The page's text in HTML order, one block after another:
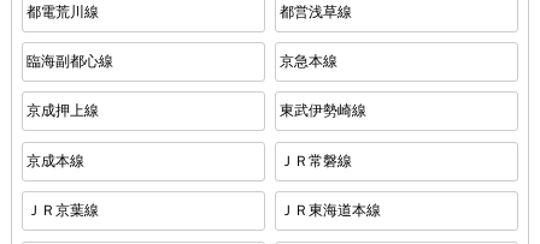
都電荒川線 都営浅草線
臨海副都心線 京急本線
京成押上線 東武伊勢崎線
京成本線 ＪＲ常磐線
ＪＲ京葉線 ＪＲ東海道本線